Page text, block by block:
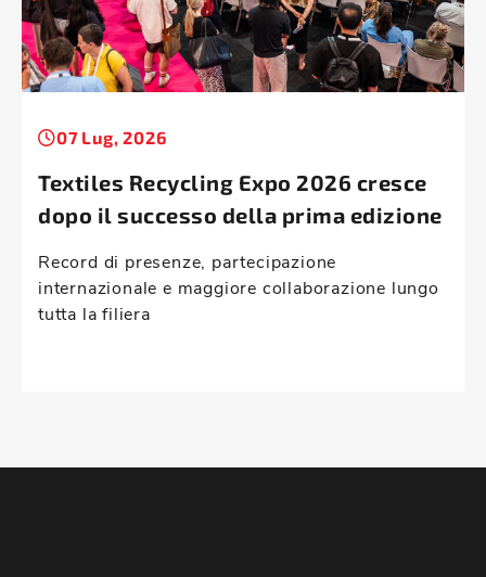
07 Lug, 2026
Textiles Recycling Expo 2026 cresce
dopo il successo della prima edizione
Record di presenze, partecipazione
internazionale e maggiore collaborazione lungo
tutta la filiera